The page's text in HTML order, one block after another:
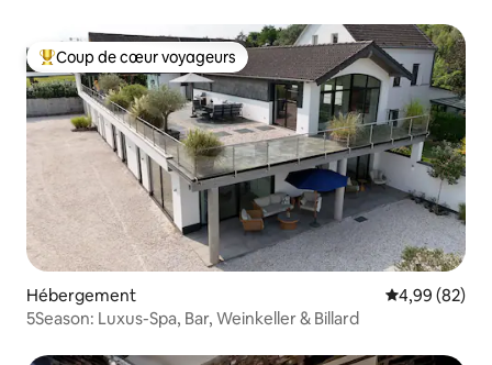
Coups de cœur voyageurs les plus appréciés
Coup de cœur voyageurs
Hébergement Évaluation
4,99 (82)
5Season: Luxus-Spa, Bar, Weinkeller & Billard